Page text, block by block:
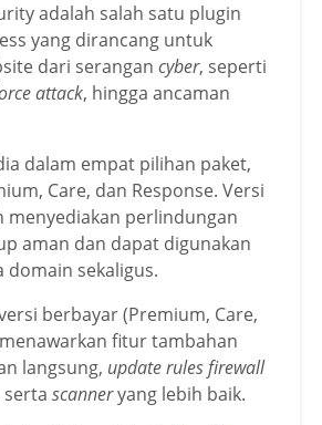
adalah salah satu plugin
yang dirancang untuk
dari serangan cyber, seperti
attack, hingga ancaman
dalam empat pilihan paket,
Care, dan Response. Versi
menyediakan perlindungan
aman dan dapat digunakan
sekaligus.
berbayar (Premium, Care,
fitur tambahan
langsung, update rules firewall
serta scanneryang lebih baik.